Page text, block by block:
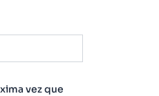
vez que